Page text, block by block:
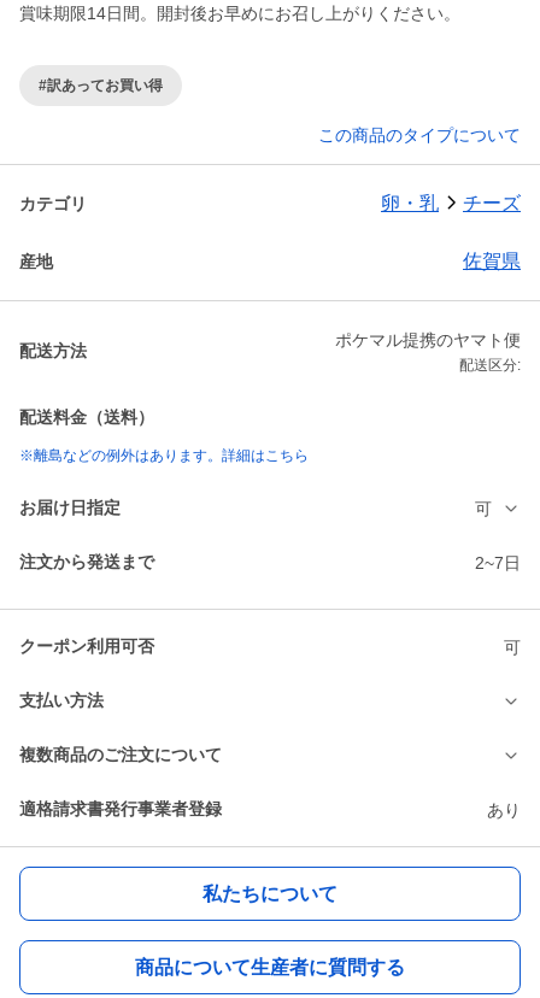
賞味期限14日間。開封後お早めにお召し上がりください。
#訳あってお買い得
この商品のタイプについて
カテゴリ 卵・乳 チーズ
産地 佐賀県
配送方法
ポケマル提携のヤマト便
配送区分:
配送料金（送料）
※離島などの例外はあります。詳細はこちら
お届け日指定 可
注文から発送まで 2~7日
クーポン利用可否 可
支払い方法
複数商品のご注文について
適格請求書発行事業者登録 あり
私たちについて
商品について生産者に質問する